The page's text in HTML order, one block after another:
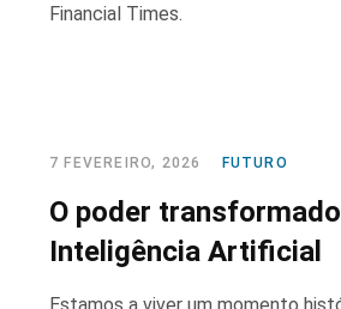
Financial Times.
FUTURO
7 FEVEREIRO, 2026
O poder
Inteligência Artificial